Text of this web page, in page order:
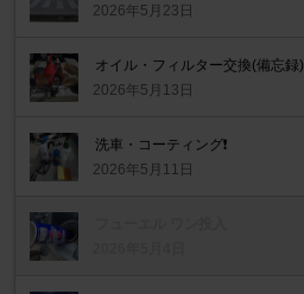
2026年5月23日
オイル・フィルター交換(備忘録)
2026年5月13日
洗車・コーティング❗
2026年5月11日